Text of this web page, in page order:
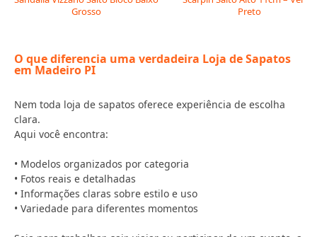
Grosso
Preto
O que diferencia uma verdadeira Loja de Sapatos
em Madeiro PI
Nem toda loja de sapatos oferece experiência de escolha
clara.
Aqui você encontra:
• Modelos organizados por categoria
• Fotos reais e detalhadas
• Informações claras sobre estilo e uso
• Variedade para diferentes momentos